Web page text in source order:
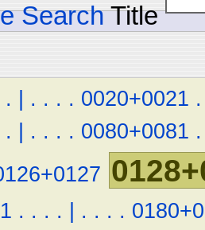
Search Title
. | . . . . 0020+0021 .
. | . . . . 0080+0081 .
. . . . | . . . .